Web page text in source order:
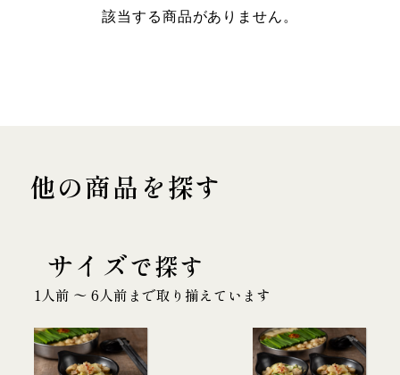
該当する商品がありません。
他の商品を探す
サイズで探す
1人前 〜 6人前まで取り揃えています